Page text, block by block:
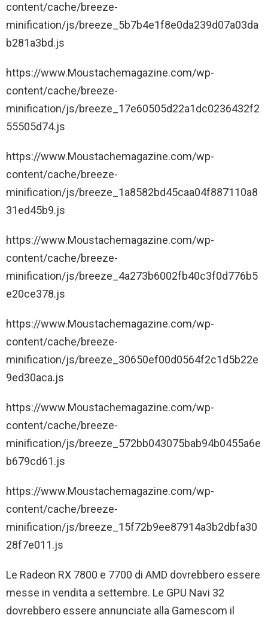
content/cache/breeze-
minification/js/breeze_5b7b4e1f8e0da239d07a03da
b281a3bd.js
https://www.Moustachemagazine.com/wp-
content/cache/breeze-
minification/js/breeze_17e60505d22a1dc0236432f2
55505d74.js
https://www.Moustachemagazine.com/wp-
content/cache/breeze-
minification/js/breeze_1a8582bd45caa04f887110a8
31ed45b9.js
https://www.Moustachemagazine.com/wp-
content/cache/breeze-
minification/js/breeze_4a273b6002fb40c3f0d776b5
e20ce378.js
https://www.Moustachemagazine.com/wp-
content/cache/breeze-
minification/js/breeze_30650ef00d0564f2c1d5b22e
9ed30aca.js
https://www.Moustachemagazine.com/wp-
content/cache/breeze-
minification/js/breeze_572bb043075bab94b0455a6e
b679cd61.js
https://www.Moustachemagazine.com/wp-
content/cache/breeze-
minification/js/breeze_15f72b9ee87914a3b2dbfa30
28f7e011.js
Le Radeon RX 7800 e 7700 di AMD dovrebbero essere
messe in vendita a settembre. Le GPU Navi 32
dovrebbero essere annunciate alla Gamescom il